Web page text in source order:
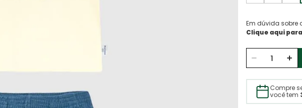
Em dúvida sobre
Clique aqui
Compre
você tem